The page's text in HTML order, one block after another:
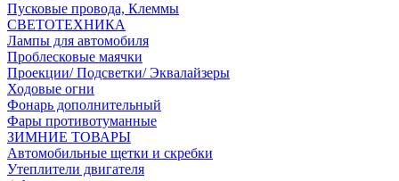
Пусковые провода, Клеммы
СВЕТОТЕХНИКА
Лампы для автомобиля
Проблесковые маячки
Проекции/ Подсветки/ Эквалайзеры
Ходовые огни
Фонарь дополнительный
Фары противотуманные
ЗИМНИЕ ТОВАРЫ
Автомобильные щетки и скребки
Утеплители двигателя